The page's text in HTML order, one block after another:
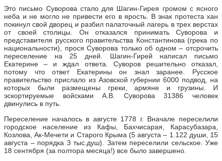
Это письмо Суворова стало для Шагин-Гирея громом с ясного
неба и не могло не привести его в ярость. В знак протеста хан
покинул свой дворец и разбил палаточный лагерь в трех верстах
от своей столицы. Он отказался принимать Суворова и
представителя русского правительства Константинова (грека по
национальности), прося Суворова только об одном – отсрочить
переселение на 25 дней. Шагин-Гирей написал письмо
Екатерине – и ждал ответа. Суворов решительно отказал,
потому что ответ Екатерины он знал заранее. Русское
правительство прислало из Азовской губернии 6000 подвод, на
которых были размещены греки, армяне и грузины. И
эскортируемые войсками А.В. Суворова 31386 человек
двинулись в путь.
Переселение началось в августе 1778 г. Вначале переселили
городское население из Кафы, Бахчисарая, Карасубазара,
Козлова, Ак-Мечети и Старого Крыма (5 августа – 1.122 души, 15
августа – порядка 3 тыс.душ). Затем переселили сельское. Уже
18 сентября (за полтора месяца!) все было завершено.